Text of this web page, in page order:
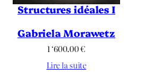
Structures idéales I
Gabriela Morawetz
1 ‘600.00€
Lire la suite